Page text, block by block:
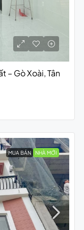
– Gò Xoài, Tân
MUA BÁN NHÀ MỚI